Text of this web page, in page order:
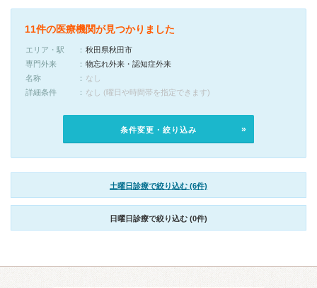
11件の医療機関が見つかりました
エリア・駅
秋田県秋田市
専門外来
物忘れ外来・認知症外来
名称
なし
詳細条件
なし (曜日や時間帯を指定できます)
条件変更・絞り込み
土曜日診療で絞り込む (6件)
日曜日診療で絞り込む (0件)